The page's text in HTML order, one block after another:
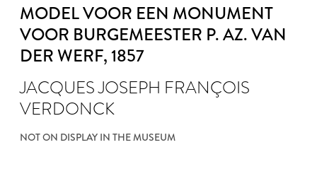
MODEL VOOR EEN MONUMENT
VOOR BURGEMEESTER P. AZ. VAN
DER WERF, 1857
JACQUES JOSEPH FRANÇOIS
VERDONCK
NOT ON DISPLAY IN THE MUSEUM